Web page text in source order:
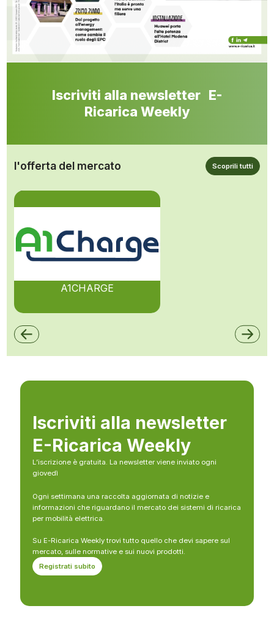
Iscriviti alla newsletter E-
Ricarica Weekly
l'offerta del mercato Scoprili tutti
A1CHARGE
Iscriviti alla newsletter
E-Ricarica Weekly
L’iscrizione è gratuita. La newsletter viene inviato ogni
giovedì
Ogni settimana una raccolta aggiornata di notizie e
informazioni che riguardano il mercato dei sistemi di ricarica
per mobilità elettrica.
Su E-Ricarica Weekly trovi tutto quello che devi sapere sul
mercato, sulle normative e sui nuovi prodotti.
Registrati subito